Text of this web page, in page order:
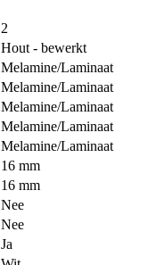
2
Hout - bewerkt
Melamine/Laminaat
Melamine/Laminaat
Melamine/Laminaat
Melamine/Laminaat
Melamine/Laminaat
16 mm
16 mm
Nee
Nee
Ja